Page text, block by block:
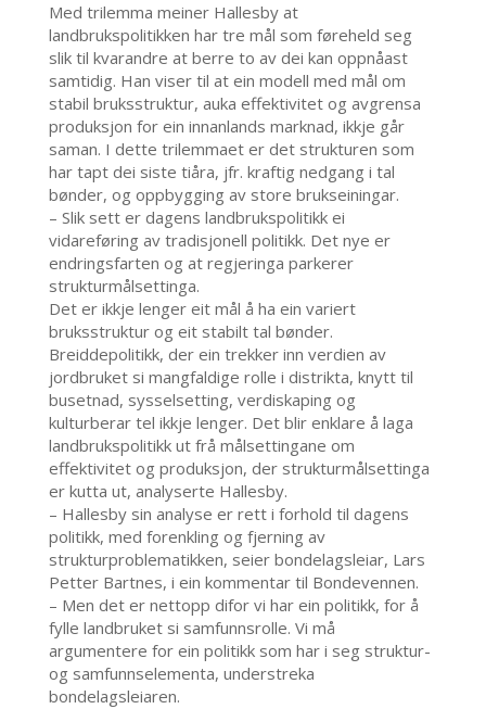
Med trilemma meiner Hallesby at
landbrukspolitikken har tre mål som føreheld seg
slik til kvarandre at berre to av dei kan oppnåast
samtidig. Han viser til at ein modell med mål om
stabil bruksstruktur, auka effektivitet og avgrensa
produksjon for ein innanlands marknad, ikkje går
saman. I dette trilemmaet er det strukturen som
har tapt dei siste tiåra, jfr. kraftig nedgang i tal
bønder, og oppbygging av store brukseiningar.
– Slik sett er dagens landbrukspolitikk ei
vidareføring av tradisjonell politikk. Det nye er
endringsfarten og at regjeringa parkerer
strukturmålsettinga.
Det er ikkje lenger eit mål å ha ein variert
bruksstruktur og eit stabilt tal bønder.
Breiddepolitikk, der ein trekker inn verdien av
jordbruket si mangfaldige rolle i distrikta, knytt til
busetnad, sysselsetting, verdiskaping og
kulturberar tel ikkje lenger. Det blir enklare å laga
landbrukspolitikk ut frå målsettingane om
effektivitet og produksjon, der strukturmålsettinga
er kutta ut, analyserte Hallesby.
– Hallesby sin analyse er rett i forhold til dagens
politikk, med forenkling og fjerning av
strukturproblematikken, seier bondelagsleiar, Lars
Petter Bartnes, i ein kommentar til Bondevennen.
– Men det er nettopp difor vi har ein politikk, for å
fylle landbruket si samfunnsrolle. Vi må
argumentere for ein politikk som har i seg struktur-
og samfunnselementa, understreka
bondelagsleiaren.